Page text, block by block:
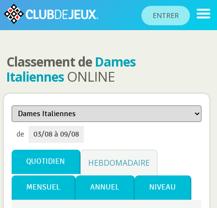
ENTRER
CLASSEMENTS
TOURNOIS
COMMUNAUTÉ
AIDE
PASSEPORT
JOUER
Classement de Dames
Italiennes ONLINE
de 03/08 à 09/08
QUOTIDIEN HEBDOMADAIRE
MENSUEL ANNUEL NIVEAU